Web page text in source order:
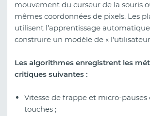
mouvement du curseur de la souris
mêmes coordonnées de pixels. Les
utilisent l'apprentissage
construire un modèle de «
Les algorithmes enregistrent les
critiques suivantes :
Vitesse de frappe et micro-pauses
touches ;